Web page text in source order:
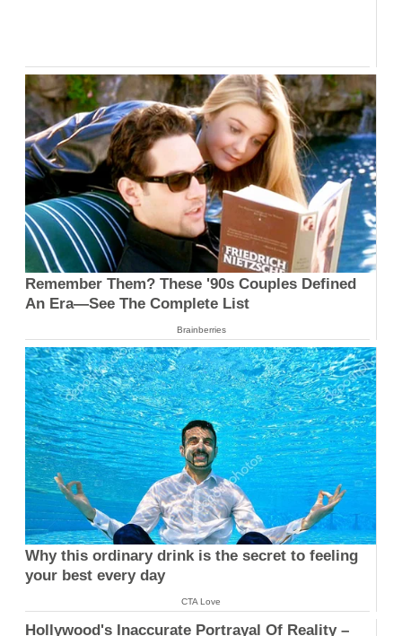
Remember Them? These '90s Couples Defined
An Era—See The Complete List
Brainberries
Why this ordinary drink is the secret to feeling
your best every day
CTA Love
Hollywood's Inaccurate Portrayal Of Reality –